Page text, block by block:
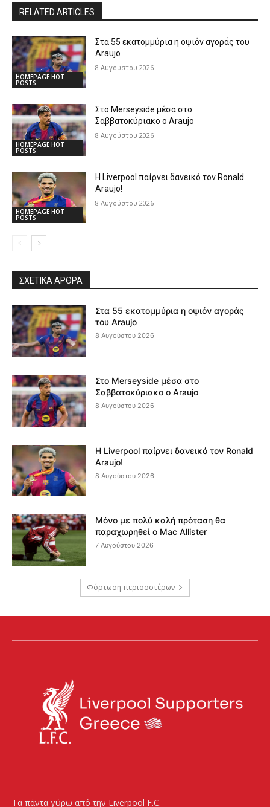
RELATED ARTICLES
HOMEPAGE HOT
POSTS
Στα 55 εκατομμύρια η οψιόν αγοράς του
Araujo
8 Αυγούστου 2026
HOMEPAGE HOT
POSTS
Στο Merseyside μέσα στο
Σαββατοκύριακο ο Araujo
8 Αυγούστου 2026
HOMEPAGE HOT
POSTS
Η Liverpool παίρνει δανεικό τον Ronald
Araujo!
8 Αυγούστου 2026
ΣΧΕΤΙΚΆ ΆΡΘΡΑ
Στα 55 εκατομμύρια η οψιόν αγοράς
του Araujo
8 Αυγούστου 2026
Στο Merseyside μέσα στο
Σαββατοκύριακο ο Araujo
8 Αυγούστου 2026
Η Liverpool παίρνει δανεικό τον Ronald
Araujo!
8 Αυγούστου 2026
Μόνο με πολύ καλή πρόταση θα
παραχωρηθεί ο Mac Allister
7 Αυγούστου 2026
Φόρτωση περισσοτέρων
Τα πάντα γύρω από την Liverpool F.C.